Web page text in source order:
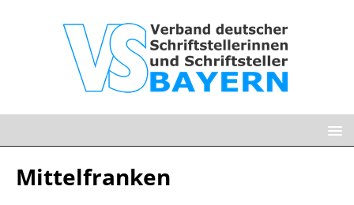
Mittelfranken